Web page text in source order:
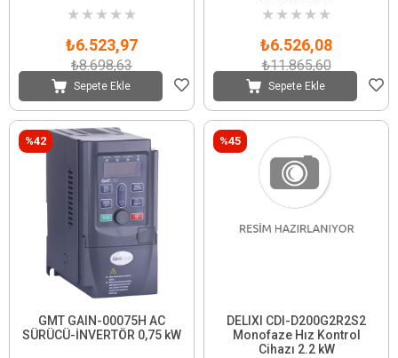
★ ★ ★ ★ ★
₺6.523,97
₺8.698,63
Sepete Ekle
★ ★ ★ ★ ★
₺6.526,08
₺11.865,60
Sepete Ekle
GMT GAIN-00075H AC
SÜRÜCÜ-İNVERTÖR 0,75 kW
%42
DELIXI CDI-D200G2R2S2
Monofaze Hız Kontrol
Cihazı 2.2 kW
%45